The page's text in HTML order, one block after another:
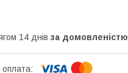
14 днів за домовленістю